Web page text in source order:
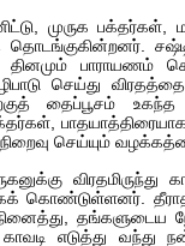
முருக பக்தர்கள்,
தொடங்குகின்றனர்.
பாராயணம்
செய்து
தைப்பூசம் உகந்த
நிறைவு செய்யும்
விரதமிருந்து
கொண்டுள்ளனர். தீராத
நினைத்து,
எடுத்து வந்து